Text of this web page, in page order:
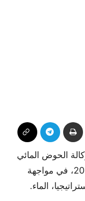
الحوض المائي
أبي رقرارق والشاوية خلال سنة 2024، في مواجهة
الماء.